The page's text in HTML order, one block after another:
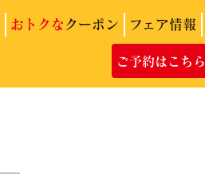
おトクなクーポン フェア情報
ご予約はこちら